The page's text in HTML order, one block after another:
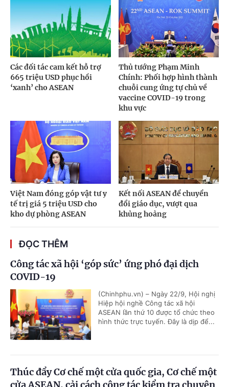
Các đối tác cam kết hỗ trợ
665 triệu USD phục hồi
‘xanh’ cho ASEAN
Thủ tướng Phạm Minh
Chính: Phối hợp hình thành
chuỗi cung ứng tự chủ về
vaccine COVID-19 trong
khu vực
Việt Nam đóng góp vật tư y
tế trị giá 5 triệu USD cho
kho dự phòng ASEAN
Kết nối ASEAN để chuyển
đổi giáo dục, vượt qua
khủng hoảng
ĐỌC THÊM
Công tác xã hội ‘góp sức’ ứng phó đại dịch
COVID-19
(Chinhphu.vn) – Ngày 22/9, Hội nghị
Hiệp hội nghề Công tác xã hội
ASEAN lần thứ 10 được tổ chức theo
hình thức trực tuyến. Đây là dịp để...
Thúc đẩy Cơ chế một cửa quốc gia, Cơ chế một